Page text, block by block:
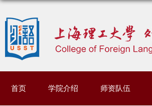
首页 学院介绍 师资队伍